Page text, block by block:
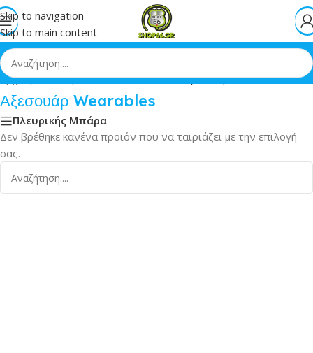
Skip to navigation
Skip to main content
Αρχική»Smartphones»Wearables»Αξεσουάρ Wearables
Αξεσουάρ Wearables
Πλευρικής Μπάρα
Δεν βρέθηκε κανένα προϊόν που να ταιριάζει με την επιλογή
σας.